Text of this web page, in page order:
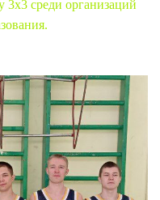
среди организаций